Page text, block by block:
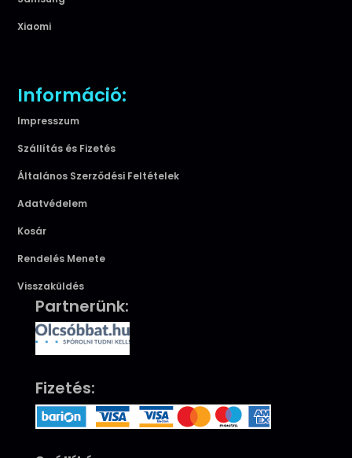
Xiaomi
Információ:
Impresszum
Szállítás és Fizetés
Általános Szerződési Feltételek
Adatvédelem
Kosár
Rendelés Menete
Visszaküldés
Partnerünk:
Fizetés: